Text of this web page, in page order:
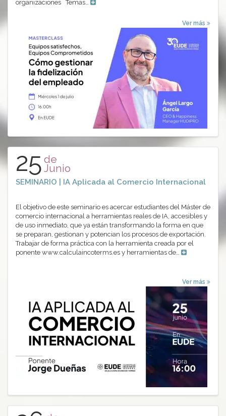
organizaciones Temas…
Ver más
25 de
Junio
SEMINARIO | IA Aplicada al Comercio Internacional
El objetivo de este seminario es acercar estudiantes del Máster de
comercio internacional a herramientas reales de IA, accesibles y
de uso inmediato, que ya están transformando la forma en que
se preparan, gestionan y potencian los procesos de exportación.
Trabajar de forma práctica con la herramienta creada por el
ponente www.calculaincoterms.es y herramientas de…
Ver más